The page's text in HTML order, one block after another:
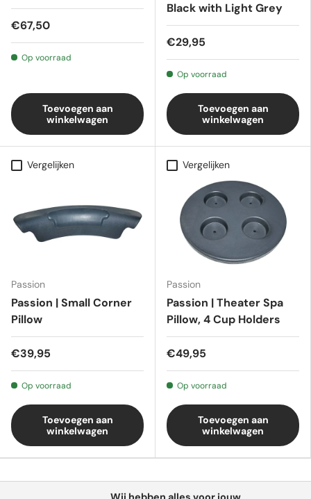
€67,50
Op voorraad
Toevoegen aan
winkelwagen
Black with Light Grey
€29,95
Op voorraad
Toevoegen aan
winkelwagen
Vergelijken
Passion
Passion | Small Corner
Pillow
€39,95
Op voorraad
Toevoegen aan
winkelwagen
Vergelijken
Passion
Passion | Theater Spa
Pillow, 4 Cup Holders
€49,95
Op voorraad
Toevoegen aan
winkelwagen